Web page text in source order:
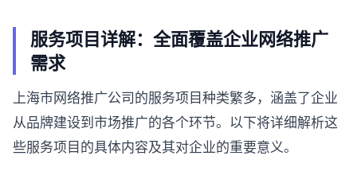
服务项目详解：全面覆盖企业网络推广
需求
上海市网络推广公司的服务项目种类繁多，涵盖了企业
从品牌建设到市场推广的各个环节。以下将详细解析这
些服务项目的具体内容及其对企业的重要意义。